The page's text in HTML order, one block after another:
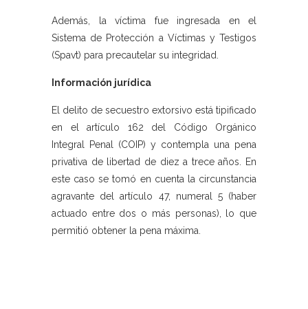
Además, la víctima fue ingresada en el
Sistema de Protección a Víctimas y Testigos
(Spavt) para precautelar su integridad.
Información jurídica
El delito de secuestro extorsivo está tipificado
en el artículo 162 del Código Orgánico
Integral Penal (COIP) y contempla una pena
privativa de libertad de diez a trece años. En
este caso se tomó en cuenta la circunstancia
agravante del artículo 47, numeral 5 (haber
actuado entre dos o más personas), lo que
permitió obtener la pena máxima.